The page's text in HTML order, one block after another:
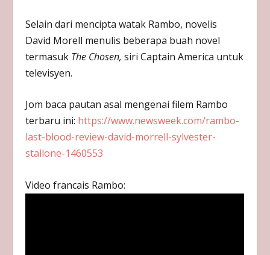
Selain dari mencipta watak Rambo, novelis
David Morell menulis beberapa buah novel
termasuk The Chosen, siri Captain America untuk
televisyen.
Jom baca pautan asal mengenai filem Rambo
terbaru ini: https://www.newsweek.com/rambo-
last-blood-review-david-morrell-sylvester-
stallone-1460553
Video francais Rambo: